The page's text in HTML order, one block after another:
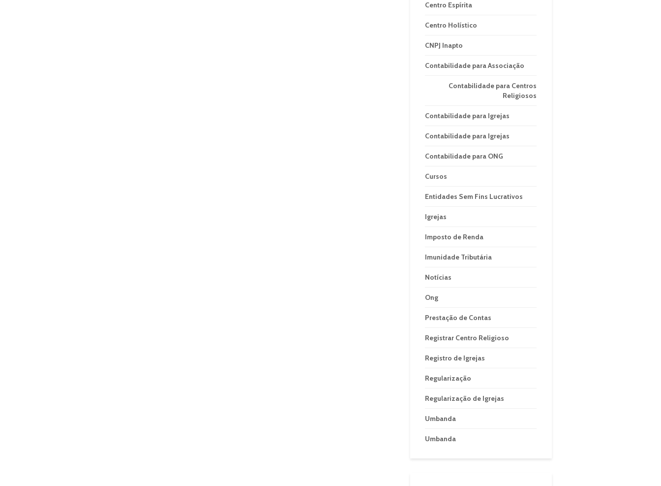
Centro Espírita
Centro Holístico
CNPJ Inapto
Contabilidade para Associação
Contabilidade para Centros
Religiosos
Contabilidade para Igrejas
Contabilidade para Igrejas
Contabilidade para ONG
Cursos
Entidades Sem Fins Lucrativos
Igrejas
Imposto de Renda
Imunidade Tributária
Notícias
Ong
Prestação de Contas
Registrar Centro Religioso
Registro de Igrejas
Regularização
Regularização de Igrejas
Umbanda
Umbanda